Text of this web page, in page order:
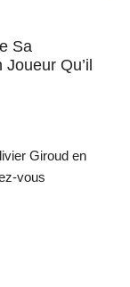
Sa
Qu’il
Giroud en
vous